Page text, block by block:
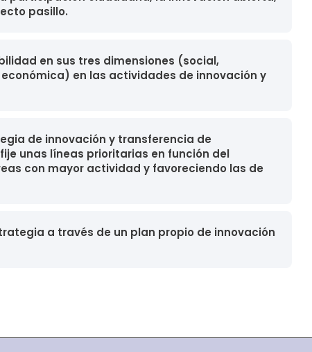
pasillo.
en sus tres dimensiones (social,
en las actividades de innovación y
de innovación y transferencia de
unas líneas prioritarias en función del
con mayor actividad y favoreciendo las de
a través de un plan propio de innovación